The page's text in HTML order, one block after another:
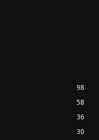
98
58
36
30